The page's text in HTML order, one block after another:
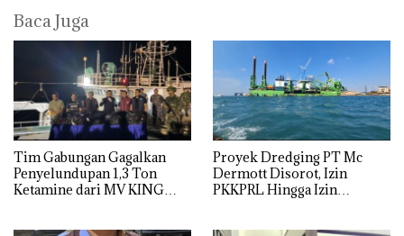
Baca Juga
Tim Gabungan Gagalkan
Penyelundupan 1,3 Ton
Ketamine dari MV KING
Proyek Dredging PT Mc
Dermott Disorot, Izin
PKKPRL Hingga Izin